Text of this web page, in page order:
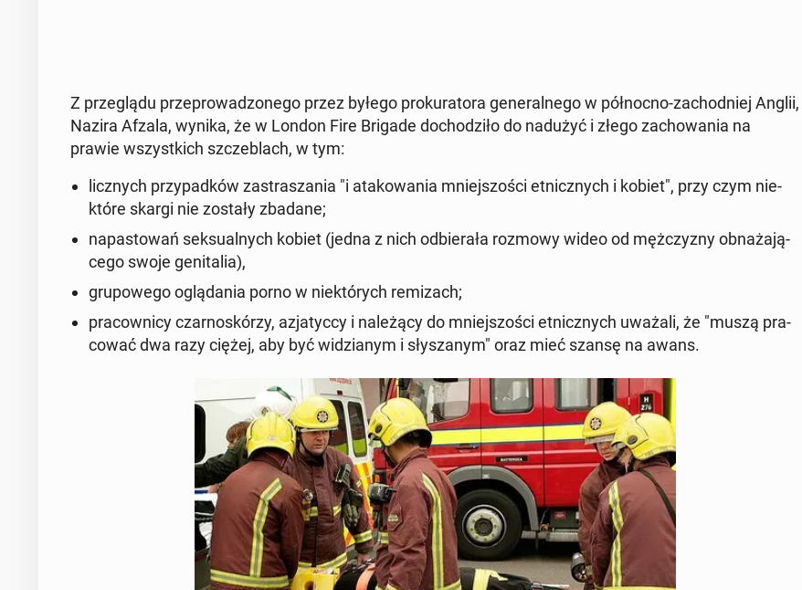
Z prze­glą­du prze­pro­wa­dzo­ne­go przez byłego pro­ku­ra­to­ra ge­ne­ral­ne­go w pół­noc­no-za­chod­niej Anglii,
Nazira Afzala, wynika, że w London Fire Brigade do­cho­dzi­ło do nadużyć i złego za­cho­wa­nia na
prawie wszyst­kich szcze­blach, w tym:
licz­nych przy­pad­ków za­stra­sza­nia "i ata­ko­wa­nia mniej­szo­ści et­nicz­nych i kobiet", przy czym nie­
któ­re skargi nie zostały zbadane;
na­pa­sto­wań sek­su­al­nych kobiet (jedna z nich od­bie­ra­ła rozmowy wideo od męż­czy­zny ob­na­ża­ją­
ce­go swoje ge­ni­ta­lia),
gru­po­we­go oglą­da­nia porno w nie­któ­rych re­mi­zach;
pra­cow­ni­cy czar­no­skó­rzy, azja­tyc­cy i na­le­żą­cy do mniej­szo­ści et­nicz­nych uważali, że "muszą pra­
co­wać dwa razy ciężej, aby być wi­dzia­nym i sły­sza­nym" oraz mieć szansę na awans.